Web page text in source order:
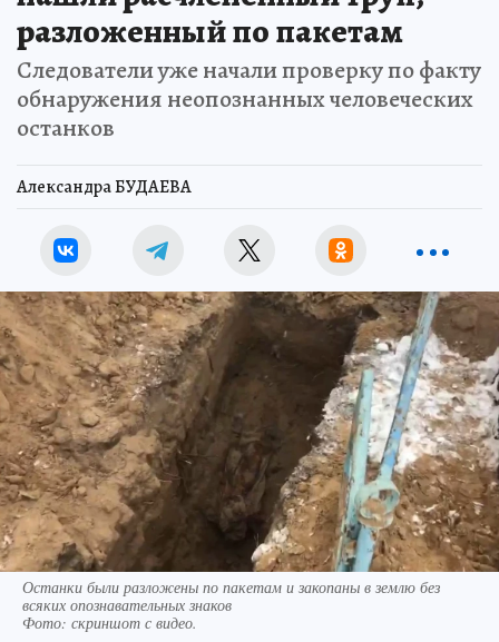
разложенный по пакетам
Следователи уже начали проверку по факту
обнаружения неопознанных человеческих
останков
Александра БУДАЕВА
Останки были разложены по пакетам и закопаны в землю без
всяких опознавательных знаков
Фото: скриншот с видео.